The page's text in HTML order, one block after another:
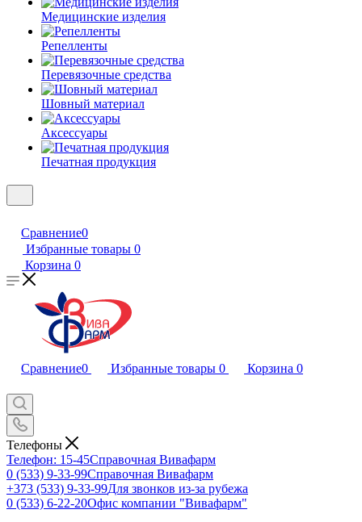
Медицинские изделия
Репелленты
Перевязочные средства
Шовный материал
Аксессуары
Печатная продукция
Сравнение0
Избранные товары 0
Корзина 0
Сравнение0 Избранные товары 0 Корзина 0
Телефоны
Телефон: 15-45Справочная Вивафарм
0 (533) 9-33-99Справочная Вивафарм
+373 (533) 9-33-99Для звонков из-за рубежа
0 (533) 6-22-20Офис компании "Вивафарм"